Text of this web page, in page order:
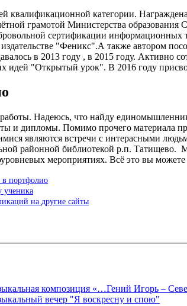
квалификационной категории.
грамотой Министерства
сертификации информационных
"Феникс".А также автором
в 2013 году , в 2015 году.
идей "Открытый урок". В 2016 году
Надеюсь, что найду
и дипломы. Помимо прочего материала
являются встречи с интерасными
районной библиотекой р.п.
мероприятиях. Всё это вы
в портфолио
ученика
на другие сайты
композиция «…Гений Игорь –
вечер "Я воскресну и спою"